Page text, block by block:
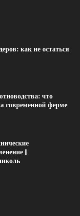
как не остаться
что
современной ферме
|